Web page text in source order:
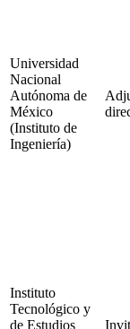
Universidad
Nacional
Autónoma de
México
(Instituto de
Ingeniería)
Instituto
Tecnológico y
de Estudios